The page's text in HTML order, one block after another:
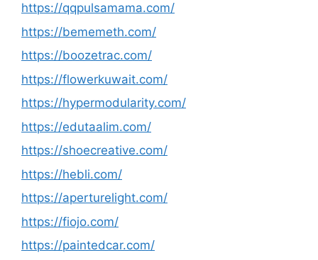
https://qqpulsamama.com/
https://bememeth.com/
https://boozetrac.com/
https://flowerkuwait.com/
https://hypermodularity.com/
https://edutaalim.com/
https://shoecreative.com/
https://hebli.com/
https://aperturelight.com/
https://fiojo.com/
https://paintedcar.com/